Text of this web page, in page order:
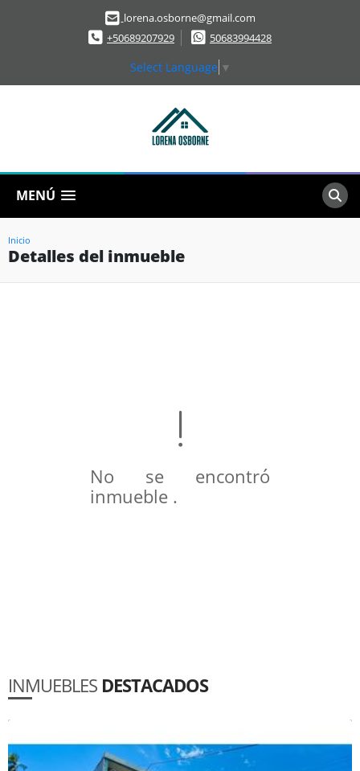
lorena.osborne@gmail.com
+50689207929
50683994428
Select Language ▼
MENÚ
Inicio
Detalles del inmueble
No se encontró
inmueble .
INMUEBLES DESTACADOS